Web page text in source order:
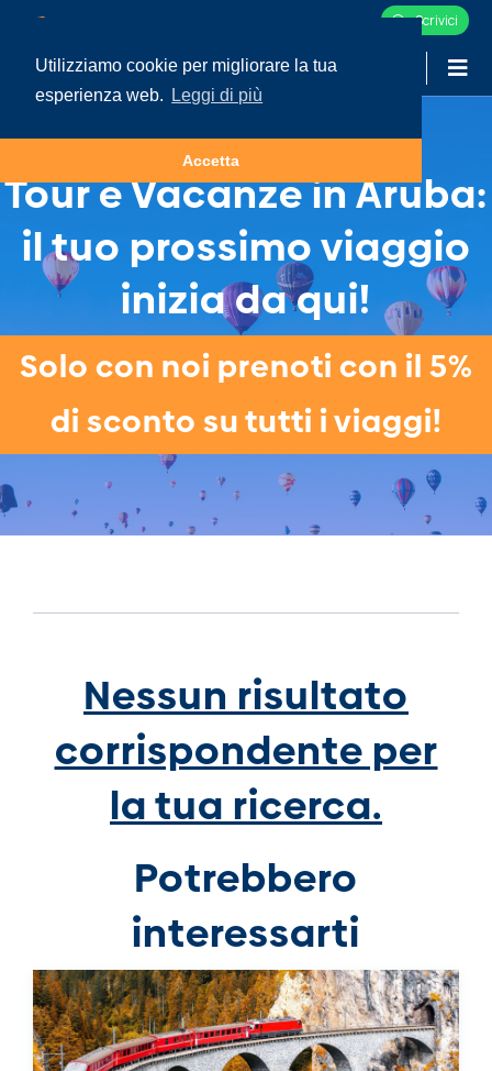
Utilizziamo cookie per migliorare la tua
esperienza web.
Leggi di più
Accetta
Scrivici
Tour e Vacanze in Aruba:
il tuo prossimo viaggio
inizia da qui!
Solo con noi prenoti con il 5%
di sconto su tutti i viaggi!
Nessun risultato
corrispondente per
la tua ricerca.
Potrebbero
interessarti